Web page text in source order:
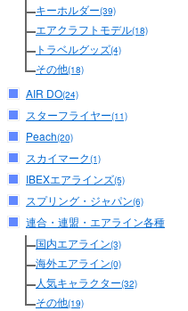
キーホルダー(39)
エアクラフトモデル(18)
トラベルグッズ(4)
その他(18)
AIR DO(24)
スターフライヤー(11)
Peach(20)
スカイマーク(1)
IBEXエアラインズ(5)
スプリング・ジャパン(6)
連合・連盟・エアライン各種
国内エアライン(3)
海外エアライン(0)
人気キャラクター(32)
その他(19)